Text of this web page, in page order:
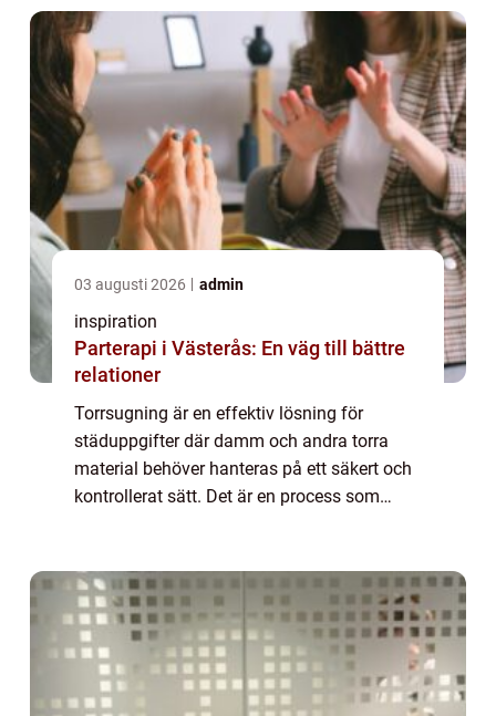
03 augusti 2026 admin
inspiration
Parterapi i Västerås: En väg till bättre
relationer
Torrsugning är en effektiv lösning för
städuppgifter där damm och andra torra
material behöver hanteras på ett säkert och
kontrollerat sätt. Det är en process som